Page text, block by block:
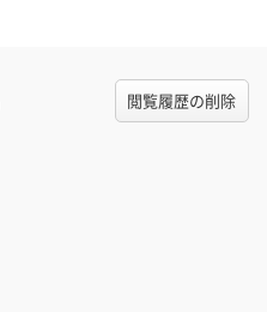
閲覧履歴の削除